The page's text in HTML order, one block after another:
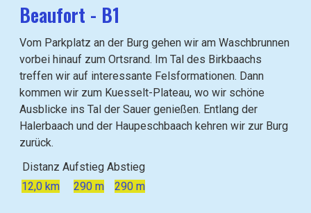
Beaufort - B1
Vom Parkplatz an der Burg gehen wir am Waschbrunnen
vorbei hinauf zum Ortsrand. Im Tal des Birkbaachs
treffen wir auf interessante Felsformationen. Dann
kommen wir zum Kuesselt-Plateau, wo wir schöne
Ausblicke ins Tal der Sauer genießen. Entlang der
Halerbaach und der Haupeschbaach kehren wir zur Burg
zurück.
Distanz Aufstieg Abstieg
12,0 km
290 m 290 m